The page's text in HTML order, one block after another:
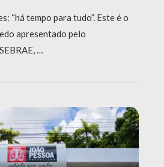
“há tempo para tudo”. Este é o
apresentado pelo
…